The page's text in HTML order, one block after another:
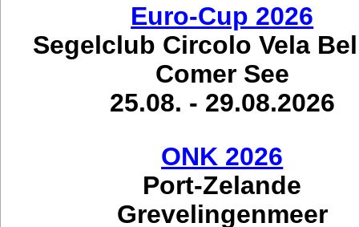
Euro-Cup 2026
Segelclub Circolo Vela
Comer See
25.08. - 29.08.2026
ONK 2026
Port-Zelande
Grevelingenmeer